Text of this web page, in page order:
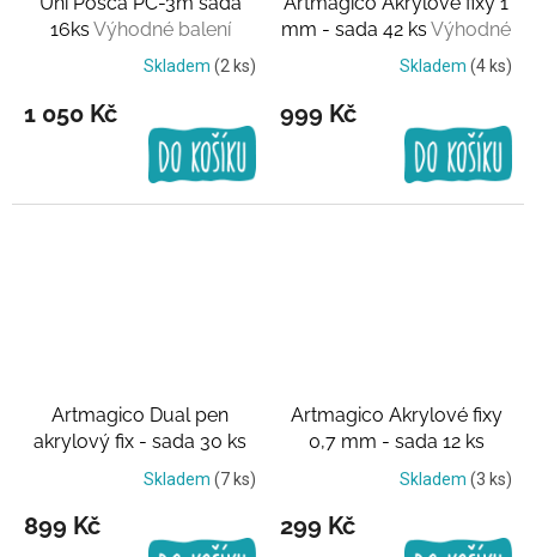
16ks Výhodné balení
Skladem (2 ks)
1 050 Kč
mm - sada 42 ks Výhodné
baleníSkladem (4 ks)
999 Kč
Artmagico Dual pen
akrylový fix - sada 30 ks
Výhodné balení
Skladem (7 ks)
899 Kč
Artmagico Akrylové fixy
0,7 mm - sada 12 ks
Výhodné balení
Skladem (3 ks)
299 Kč